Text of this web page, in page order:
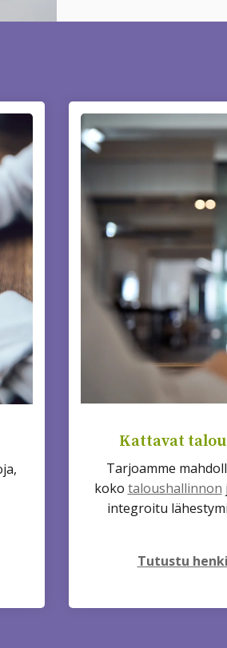
Kattavat
Tarjoamme
koko taloushallinnon
integroitu
Tutustu